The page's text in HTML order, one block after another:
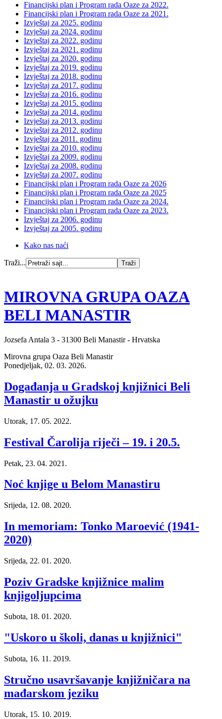
Financijski plan i Program rada Oaze za 2022.
Financijski plan i Program rada Oaze za 2021.
Izvještaj za 2025. godinu
Izvještaj za 2024. godinu
Izvještaj za 2022. godinu
Izvještaj za 2021. godinu
Izvještaj za 2020. godinu
Izvještaj za 2019. godinu
Izvještaj za 2018. godinu
Izvještaj za 2017. godinu
Izvještaj za 2016. godinu
Izvještaj za 2015. godinu
Izvještaj za 2014. godinu
Izvještaj za 2013. godinu
Izvještaj za 2012. godinu
Izvještaj za 2011. godinu
Izvještaj za 2010. godinu
Izvještaj za 2009. godinu
Izvještaj za 2008. godinu
Izvještaj za 2007. godinu
Financijski plan i Program rada Oaze za 2026
Financijski plan i Program rada Oaze za 2025
Financijski plan i Program rada Oaze za 2024.
Financijski plan i Program rada Oaze za 2023.
Izvještaj za 2006. godinu
Izvještaj za 2005. godinu
Kako nas naći
Traži...
MIROVNA GRUPA OAZA
BELI MANASTIR
Jozsefa Antala 3 - 31300 Beli Manastir - Hrvatska
Mirovna grupa Oaza Beli Manastir
Ponedjeljak, 02. 03. 2026.
Događanja u Gradskoj knjižnici Beli
Manastir u ožujku
Utorak, 17. 05. 2022.
Festival Čarolija riječi – 19. i 20.5.
Petak, 23. 04. 2021.
Noć knjige u Belom Manastiru
Srijeda, 12. 08. 2020.
In memoriam: Tonko Maroević (1941-
2020)
Srijeda, 22. 01. 2020.
Poziv Gradske knjižnice malim
knjigoljupcima
Subota, 18. 01. 2020.
"Uskoro u školi, danas u knjižnici"
Subota, 16. 11. 2019.
Stručno usavršavanje knjižničara na
mađarskom jeziku
Utorak, 15. 10. 2019.